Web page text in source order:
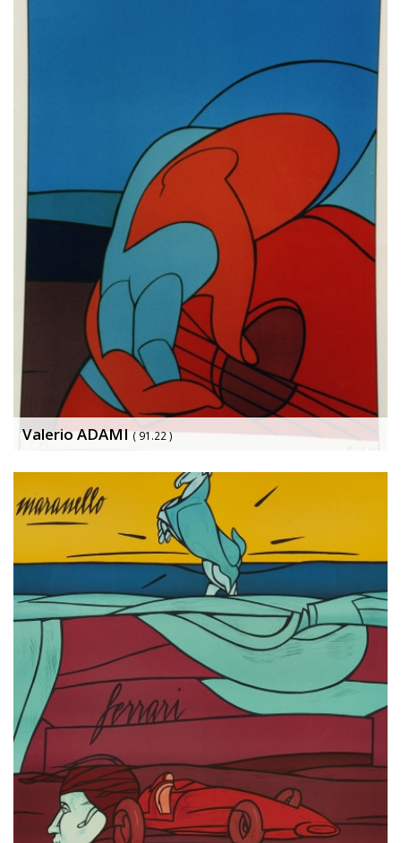
Valerio ADAMI( 91.22 )